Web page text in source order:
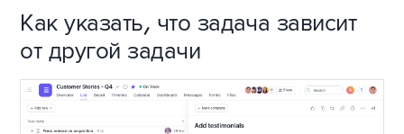
Как указать, что задача зависит
от другой задачи